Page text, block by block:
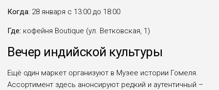
Когда: 28 января с 13:00 до 18:00
Где: кофейня Вoutique (ул. Ветковская, 1)
Вечер индийской культуры
Ещё один маркет организуют в Музее истории Гомеля.
Ассортимент здесь анонсируют редкий и аутентичный –